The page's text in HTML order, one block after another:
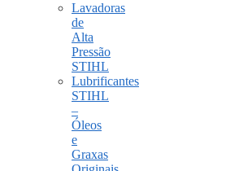
Lavadoras
de
Alta
Pressão
STIHL
Lubrificantes
STIHL
–
Óleos
e
Graxas